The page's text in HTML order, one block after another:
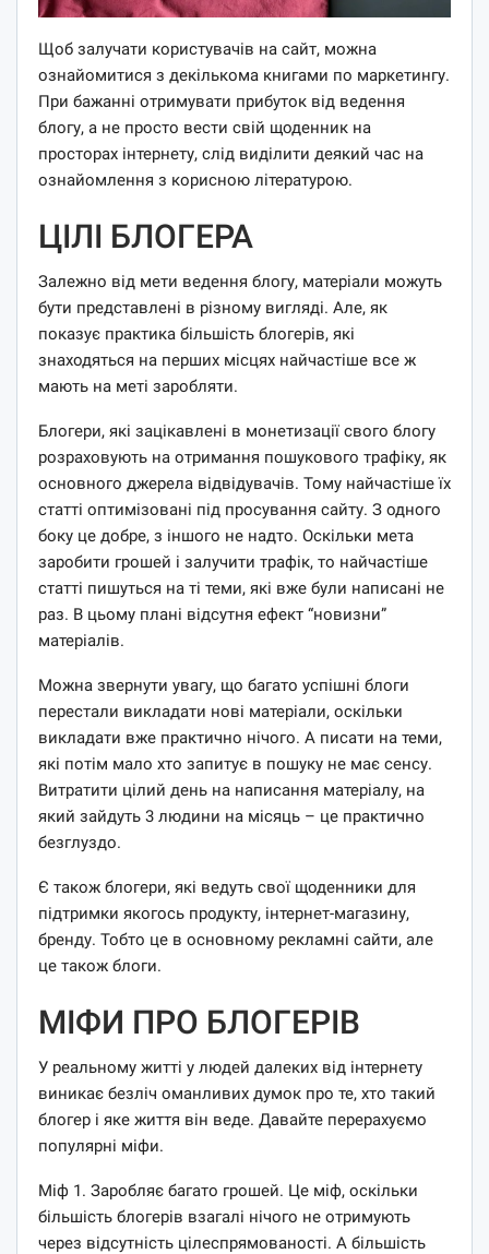
Щоб залучати користувачів на сайт, можна
ознайомитися з декількома книгами по маркетингу.
При бажанні отримувати прибуток від ведення
блогу, а не просто вести свій щоденник на
просторах інтернету, слід виділити деякий час на
ознайомлення з корисною літературою.
ЦІЛІ БЛОГЕРА
Залежно від мети ведення блогу, матеріали можуть
бути представлені в різному вигляді. Але, як
показує практика більшість блогерів, які
знаходяться на перших місцях найчастіше все ж
мають на меті заробляти.
Блогери, які зацікавлені в монетизації свого блогу
розраховують на отримання пошукового трафіку, як
основного джерела відвідувачів. Тому найчастіше їх
статті оптимізовані під просування сайту. З одного
боку це добре, з іншого не надто. Оскільки мета
заробити грошей і залучити трафік, то найчастіше
статті пишуться на ті теми, які вже були написані не
раз. В цьому плані відсутня ефект “новизни”
матеріалів.
Можна звернути увагу, що багато успішні блоги
перестали викладати нові матеріали, оскільки
викладати вже практично нічого. А писати на теми,
які потім мало хто запитує в пошуку не має сенсу.
Витратити цілий день на написання матеріалу, на
який зайдуть 3 людини на місяць – це практично
безглуздо.
Є також блогери, які ведуть свої щоденники для
підтримки якогось продукту, інтернет-магазину,
бренду. Тобто це в основному рекламні сайти, але
це також блоги.
МІФИ ПРО БЛОГЕРІВ
У реальному житті у людей далеких від інтернету
виникає безліч оманливих думок про те, хто такий
блогер і яке життя він веде. Давайте перерахуємо
популярні міфи.
Міф 1. Заробляє багато грошей. Це міф, оскільки
більшість блогерів взагалі нічого не отримують
через відсутність цілеспрямованості. А більшість